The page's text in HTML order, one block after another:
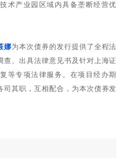
术产业园区域内具备垄断经营优
娜为本次债券的发行提供了全程法
查、出具法律意见书及针对上海证
等专项法律服务。在项目经办期
司其职，互相配合，为本次债券发